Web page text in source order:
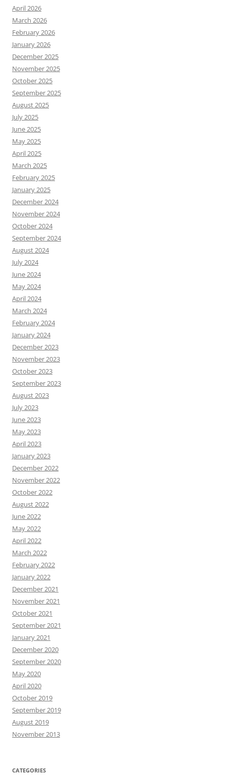
April 2026
March 2026
February 2026
January 2026
December 2025
November 2025
October 2025
September 2025
August 2025
July 2025
June 2025
May 2025
April 2025
March 2025
February 2025
January 2025
December 2024
November 2024
October 2024
September 2024
August 2024
July 2024
June 2024
May 2024
April 2024
March 2024
February 2024
January 2024
December 2023
November 2023
October 2023
September 2023
August 2023
July 2023
June 2023
May 2023
April 2023
January 2023
December 2022
November 2022
October 2022
August 2022
June 2022
May 2022
April 2022
March 2022
February 2022
January 2022
December 2021
November 2021
October 2021
September 2021
January 2021
December 2020
September 2020
May 2020
April 2020
October 2019
September 2019
August 2019
November 2013
CATEGORIES